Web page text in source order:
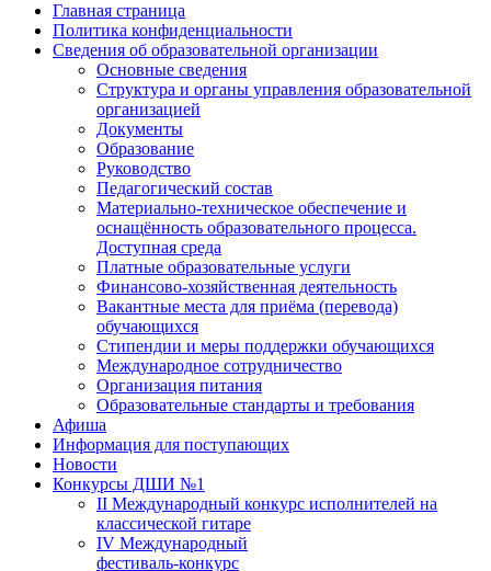
Главная страница
Политика конфиденциальности
Сведения об образовательной организации
Основные сведения
Структура и органы управления образовательной
организацией
Документы
Образование
Руководство
Педагогический состав
Материально-техническое обеспечение и
оснащённость образовательного процесса.
Доступная среда
Платные образовательные услуги
Финансово-хозяйственная деятельность
Вакантные места для приёма (перевода)
обучающихся
Стипендии и меры поддержки обучающихся
Международное сотрудничество
Организация питания
Образовательные стандарты и требования
Афиша
Информация для поступающих
Новости
Конкурсы ДШИ №1
II Международный конкурс исполнителей на
классической гитаре
IV Международный
фестиваль-конкурс